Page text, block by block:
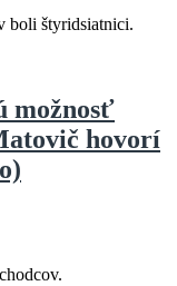
boli štyridsiatnici.
možnosť
hovorí